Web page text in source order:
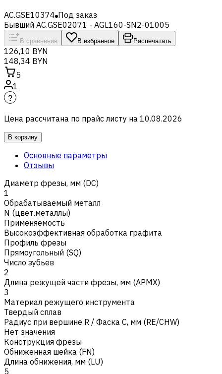
AC.GSE10374 Под заказ
Бывший AC.GSE02071 - AGL160-SN2-01005
В сравнение В избранное Распечатать
126,10 BYN
148,34 BYN
5
1
Цена рассчитана по прайс листу на 10.08.2026
В корзину
Основные параметры
Отзывы
Диаметр фрезы, мм (DC)
1
Обрабатываемый металл
N (цвет.металлы)
Применяемость
Высокоэффективная обработка графита
Профиль фрезы
Прямоугольный (SQ)
Число зубьев
2
Длина режущей части фрезы, мм (APMX)
3
Материал режущего инструмента
Твердый сплав
Радиус при вершине R / Фаска C, мм (RE/CHW)
Нет значения
Конструкция фрезы
Обниженная шейка (FN)
Длина обнижения, мм (LU)
5